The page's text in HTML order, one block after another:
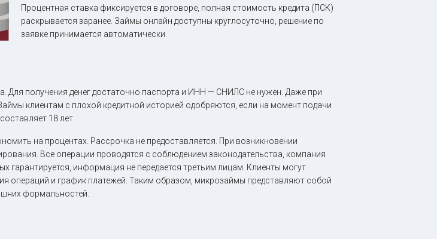
Процентная ставка фиксируется в договоре, полная стоимость кредита (ПСК)
раскрывается заранее. Займы онлайн доступны круглосуточно, решение по
заявке принимается автоматически.
Для получения денег достаточно паспорта и ИНН — СНИЛС не нужен. Даже при
клиентам с плохой кредитной историей одобряются, если на момент подачи
18 лет.
на процентах. Рассрочка не предоставляется. При возникновении
Все операции проводятся с соблюдением законодательства, компания
гарантируется, информация не передается третьим лицам. Клиенты могут
операций и график платежей. Таким образом, микрозаймы представляют собой
формальностей.